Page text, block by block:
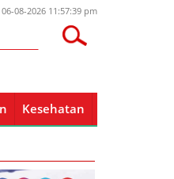
08-2026 11:57:39 pm
Kesehatan